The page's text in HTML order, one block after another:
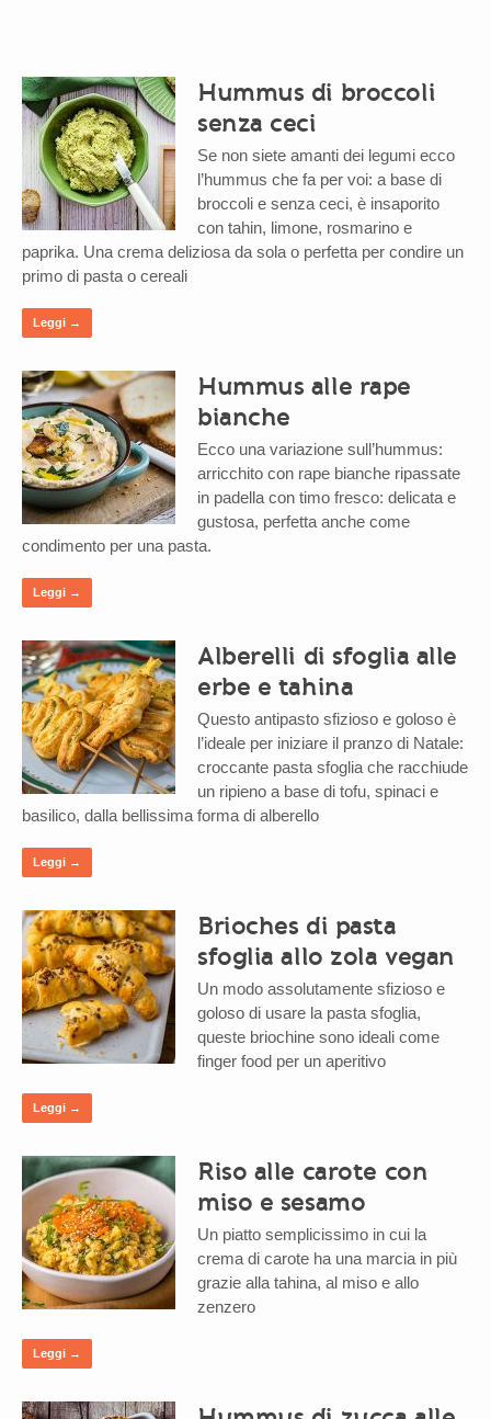
Hummus di broccoli
senza ceci
Se non siete amanti dei legumi ecco
l’hummus che fa per voi: a base di
broccoli e senza ceci, è insaporito
con tahin, limone, rosmarino e
paprika. Una crema deliziosa da sola o perfetta per condire un
primo di pasta o cereali
Leggi →
Hummus alle rape
bianche
Ecco una variazione sull’hummus:
arricchito con rape bianche ripassate
in padella con timo fresco: delicata e
gustosa, perfetta anche come
condimento per una pasta.
Leggi →
Alberelli di sfoglia alle
erbe e tahina
Questo antipasto sfizioso e goloso è
l’ideale per iniziare il pranzo di Natale:
croccante pasta sfoglia che racchiude
un ripieno a base di tofu, spinaci e
basilico, dalla bellissima forma di alberello
Leggi →
Brioches di pasta
sfoglia allo zola vegan
Un modo assolutamente sfizioso e
goloso di usare la pasta sfoglia,
queste briochine sono ideali come
finger food per un aperitivo
Leggi →
Riso alle carote con
miso e sesamo
Un piatto semplicissimo in cui la
crema di carote ha una marcia in più
grazie alla tahina, al miso e allo
zenzero
Leggi →